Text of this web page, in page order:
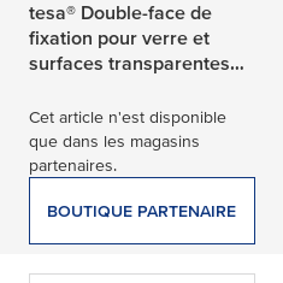
tesa® Double-face de
fixation pour verre et
surfaces transparentes
Cet article n'est disponible
que dans les magasins
partenaires.
BOUTIQUE PARTENAIRE